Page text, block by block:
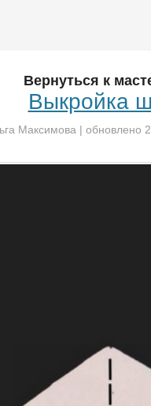
Вернуться к
Выкройка
Максимова | обновлено